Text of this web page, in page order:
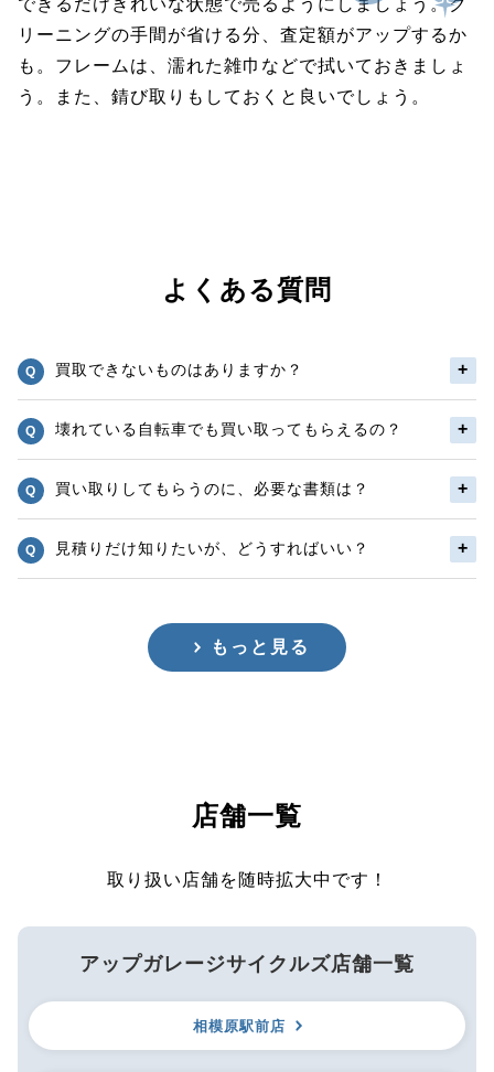
できるだけきれいな状態で売るようにしましょう。ク
リーニングの手間が省ける分、査定額がアップするか
も。フレームは、濡れた雑巾などで拭いておきましょ
う。また、錆び取りもしておくと良いでしょう。
よくある質問
買取できないものはありますか？
壊れている自転車でも買い取ってもらえるの？
買い取りしてもらうのに、必要な書類は？
見積りだけ知りたいが、どうすればいい？
もっと見る
店舗一覧
取り扱い店舗を随時拡大中です！
アップガレージサイクルズ店舗一覧
相模原駅前店